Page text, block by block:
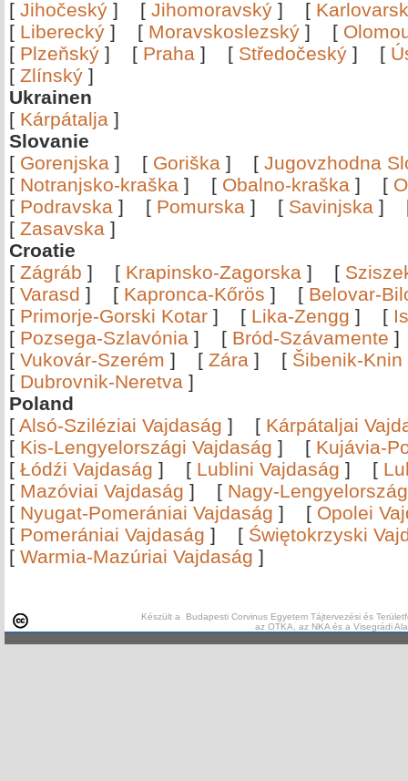
[ Jihočeský ] [ Jihomoravský ] [
[ Liberecký ] [ Moravskoslezský ] [
[ Plzeňský ] [ Praha ] [ Středočeský ] [
[ Zlínský ]
Ukrainen
[ Kárpátalja ]
Slovanie
[ Gorenjska ] [ Goriška ] [ Jugovzhodna
[ Notranjsko-kraška ] [ Obalno-kraška ] [
[ Podravska ] [ Pomurska ] [ Savinjska ]
[ Zasavska ]
Croatie
[ Zágráb ] [ Krapinsko-Zagorska ] [
[ Varasd ] [ Kapronca-Kőrös ] [ Belovar-
[ Primorje-Gorski Kotar ] [ Lika-Zengg ] [
[ Pozsega-Szlavónia ] [ Bród-Szávamente
[ Vukovár-Szerém ] [ Zára ] [ Šibenik-Knin
[ Dubrovnik-Neretva ]
Poland
[ Alsó-Sziléziai Vajdaság ] [ Kárpátaljai
[ Kis-Lengyelországi Vajdaság ] [ Kujávia-
[ Łódźi Vajdaság ] [ Lublini Vajdaság ] [
[ Mazóviai Vajdaság ] [ Nagy-
[ Nyugat-Pomerániai Vajdaság ] [ Opolei
[ Pomerániai Vajdaság ] [ Świętokrzyski
[ Warmia-Mazúriai Vajdaság ]
Készült a Budapesti Corvinus Egyetem Tájtervezési és
az OTKA, az NKA és a Visegrádi